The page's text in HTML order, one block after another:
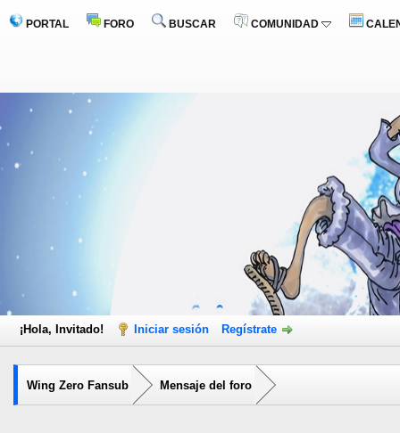
PORTAL FORO BUSCAR COMUNIDAD
¡Hola, Invitado! Iniciar sesión Regístrate
Wing Zero Fansub Mensaje del foro